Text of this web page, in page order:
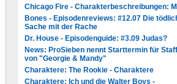
Chicago Fire - Charakterbeschreibungen:
Bones - Episodenreviews: #12.07 Die
Sache mit der Rache
Dr. House - Episodenguide: #3.09 Judas?
News: ProSieben nennt Starttermin für
von "Georgie & Mandy"
Charaktere: The Rookie - Charaktere
Charaktere: Ich und die Walter Boys -